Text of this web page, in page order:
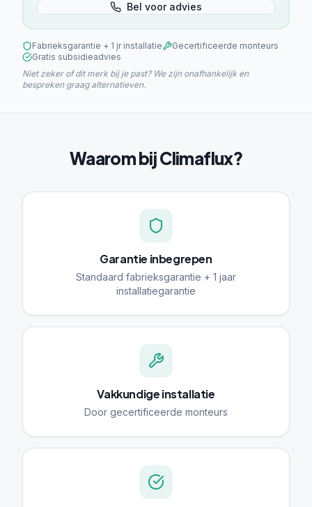
Bel voor advies
Fabrieksgarantie + 1 jr installatie
Gecertificeerde monteurs
Gratis subsidieadvies
Niet zeker of dit merk bij je past? We zijn onafhankelijk en
bespreken graag alternatieven.
Waarom bij Climaflux?
Garantie inbegrepen
Standaard fabrieksgarantie + 1 jaar
installatiegarantie
Vakkundige installatie
Door gecertificeerde monteurs